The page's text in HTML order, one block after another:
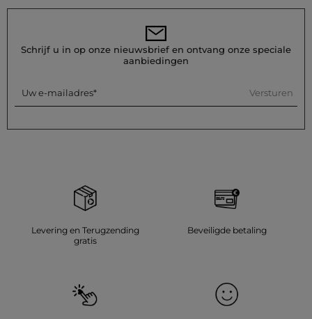
Schrijf u in op onze nieuwsbrief en ontvang onze speciale
aanbiedingen
Uw e-mailadres Versturen
Levering en Terugzending
gratis
Beveiligde betaling